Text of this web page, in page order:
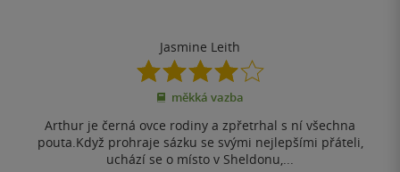
Jasmine Leith
4.0
z
5
měkká vazba
Arthur je černá ovce rodiny a zpřetrhal s ní všechna
pouta.Když prohraje sázku se svými nejlepšími přáteli,
uchází se o místo v Sheldonu,...